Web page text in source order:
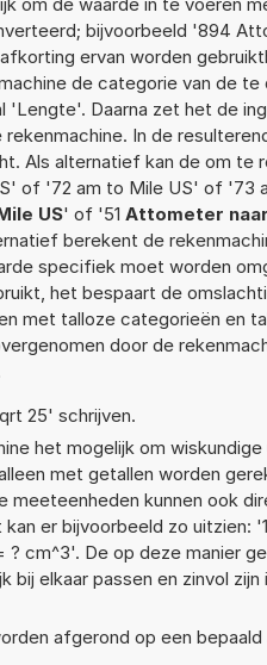
bijvoorbeeld '894
ervan worden
de categorie van de
Daarna zet het de
In de
Als alternatief kan de om te
of '72 am to Mile US' of '73
US' of '51 Attometer
berekent de
specifiek moet worden
het bespaart de
met talloze categorieën en
door de
25' schrijven.
het mogelijk om
met getallen worden
meeteenheden kunnen ook
er bijvoorbeeld zo uitzien:
cm^3'. De op deze manier
bij elkaar passen en zinvol
afgerond op een bepaald